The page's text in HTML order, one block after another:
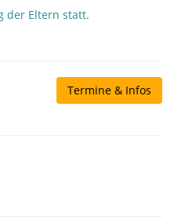
der Eltern statt.
Termine & Infos